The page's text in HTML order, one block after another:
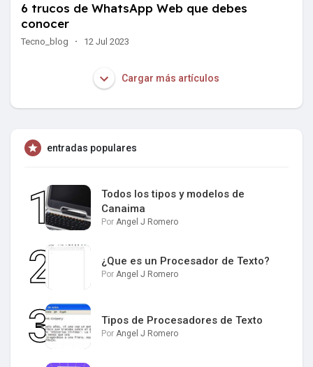
6 trucos de WhatsApp Web que debes
conocer
Tecno_blog · 12 Jul 2023
Cargar más artículos
entradas populares
Todos los tipos y modelos de
Canaima
Por Angel J Romero
¿Que es un Procesador de Texto?
Por Angel J Romero
Tipos de Procesadores de Texto
Por Angel J Romero